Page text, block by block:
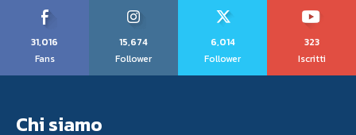
31,016
Fans
15,674
Follower
6,014
Follower
323
Iscritti
Chi siamo